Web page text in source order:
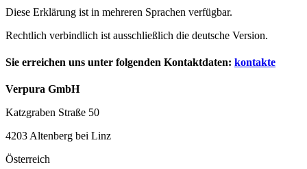
Diese Erklärung ist in mehreren Sprachen verfügbar.
Rechtlich verbindlich ist ausschließlich die deutsche Version.
Sie erreichen uns unter folgenden Kontaktdaten: kontakte
Verpura GmbH
Katzgraben Straße 50
4203 Altenberg bei Linz
Österreich